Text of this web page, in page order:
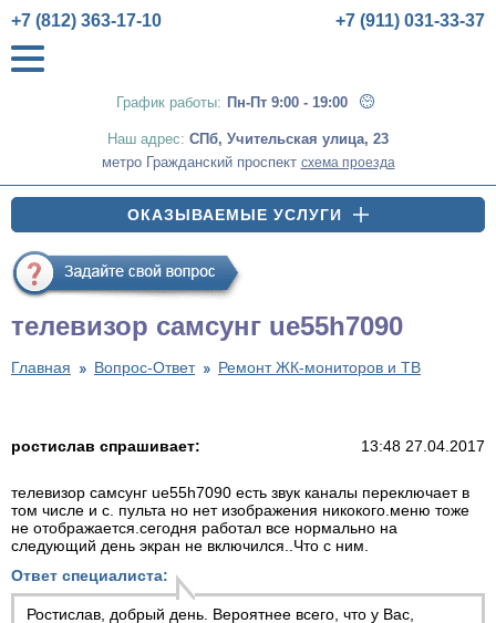
График работы: Пн-Пт 9:00 - 19:00
+7 (812) 363-17-10 +7 (911) 031-33-37
Наш адрес: СПб, Учительская улица, 23
метро Гражданский проспект схема проезда
ОКАЗЫВАЕМЫЕ УСЛУГИ
телевизор самсунг ue55h7090
Главная Вопрос-Ответ Ремонт ЖК-мониторов и ТВ
ростислав спрашивает: 13:48 27.04.2017
телевизор самсунг ue55h7090 есть звук каналы переключает в
том числе и с. пульта но нет изображения никокого.меню тоже
не отображается.сегодня работал все нормально на
следующий день экран не включился..Что с ним.
Ответ специалиста:
Ростислав, добрый день. Вероятнее всего, что у Вас,